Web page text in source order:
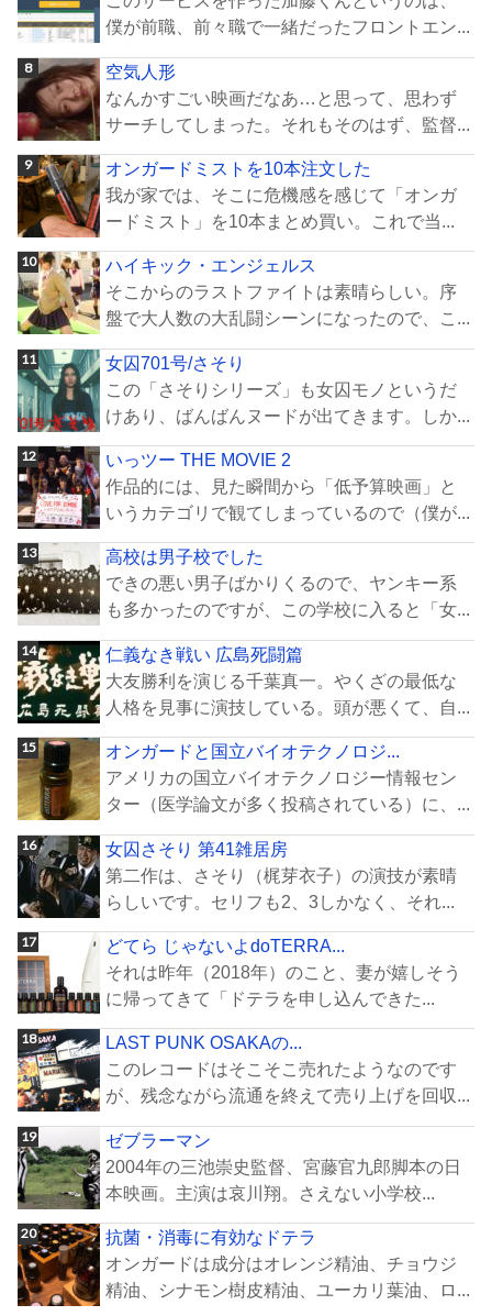
僕が前職、前々職で一緒だったフロントエン...
空気人形
なんかすごい映画だなあ…と思って、思わず
サーチしてしまった。それもそのはず、監督...
オンガードミストを10本注文した
我が家では、そこに危機感を感じて「オンガ
ードミスト」を10本まとめ買い。これで当...
ハイキック・エンジェルス
そこからのラストファイトは素晴らしい。序
盤で大人数の大乱闘シーンになったので、こ...
女囚701号/さそり
この「さそりシリーズ」も女囚モノというだ
けあり、ばんばんヌードが出てきます。しか...
いっツー THE MOVIE 2
作品的には、見た瞬間から「低予算映画」と
いうカテゴリで観てしまっているので（僕が...
高校は男子校でした
できの悪い男子ばかりくるので、ヤンキー系
も多かったのですが、この学校に入ると「女...
仁義なき戦い 広島死闘篇
大友勝利を演じる千葉真一。やくざの最低な
人格を見事に演技している。頭が悪くて、自...
オンガードと国立バイオテクノロジ...
アメリカの国立バイオテクノロジー情報セン
ター（医学論文が多く投稿されている）に、...
女囚さそり 第41雑居房
第二作は、さそり（梶芽衣子）の演技が素晴
らしいです。セリフも2、3しかなく、それ...
どてら じゃないよdoTERRA...
それは昨年（2018年）のこと、妻が嬉しそう
に帰ってきて「ドテラを申し込んできた...
LAST PUNK OSAKAの...
このレコードはそこそこ売れたようなのです
が、残念ながら流通を終えて売り上げを回収...
ゼブラーマン
2004年の三池崇史監督、宮藤官九郎脚本の日
本映画。主演は哀川翔。さえない小学校...
抗菌・消毒に有効なドテラ
オンガードは成分はオレンジ精油、チョウジ
精油、シナモン樹皮精油、ユーカリ葉油、ロ...